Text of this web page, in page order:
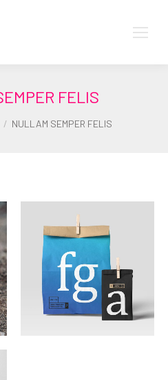
FELIS
NULLAM SEMPER FELIS